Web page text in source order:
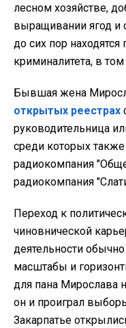
лесном хозяйстве,
выращивании ягод и
до сих пор
криминалитета, в
Бывшая жена
открытых реестрах
руководительница
среди которых
радиокомпания
радиокомпания
Переход к
чиновнической
деятельности
масштабы и
для пана Мирослава
он и проиграл
Закарпатье